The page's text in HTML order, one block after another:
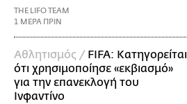
THE LIFO TEAM
1 ΜΕΡΑ ΠΡΙΝ
Αθλητισμός / FIFA: Κατηγορείται
ότι χρησιμοποίησε «εκβιασμό»
για την επανεκλογή του
Ινφαντίνο